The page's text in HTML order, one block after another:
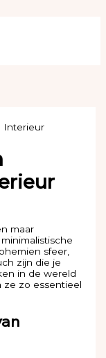
maar
sfeer,
zijn die je
in de wereld
ze zo essentieel